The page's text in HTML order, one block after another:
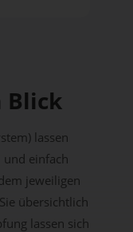
Blick
lassen
und einfach
jeweiligen
übersichtlich
lassen sich